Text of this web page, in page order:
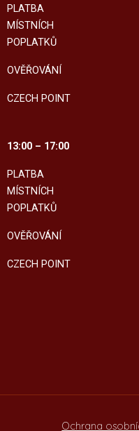
PLATBA
MÍSTNÍCH
POPLATKŮ
OVĚŘOVÁNÍ
CZECH POINT
13:00 – 17:00
PLATBA
MÍSTNÍCH
POPLATKŮ
OVĚŘOVÁNÍ
CZECH POINT
Ochrana